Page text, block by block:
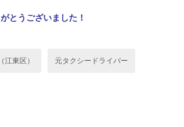
とうございました！
江東区） 元タクシードライバー